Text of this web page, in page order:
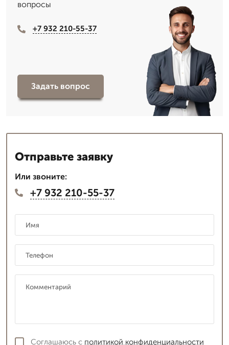
вопросы
+7 932 210-55-37
Задать вопрос
Отправьте заявку
Или звоните:
+7 932 210-55-37
Соглашаюсь с политикой конфиденциальности